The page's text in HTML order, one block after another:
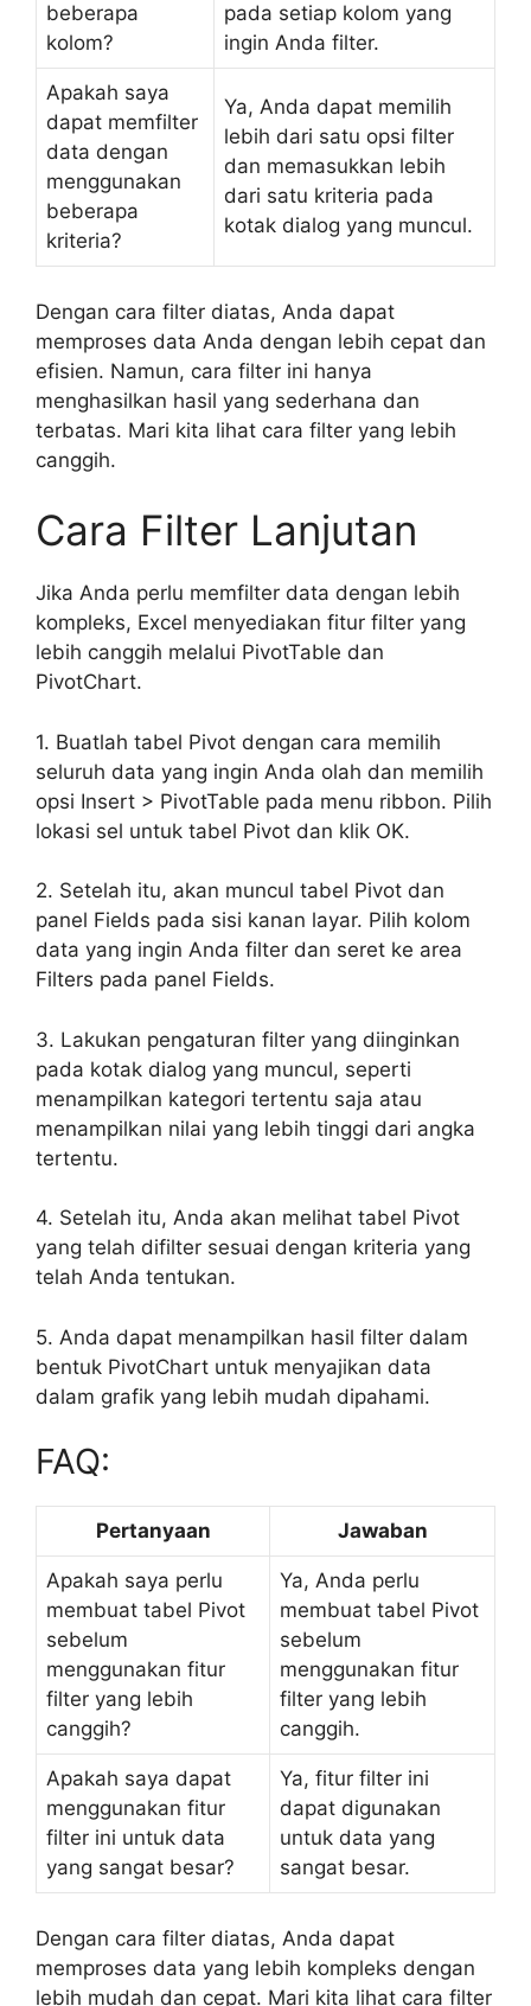
beberapa
kolom?
pada setiap kolom yang
ingin Anda filter.
Apakah saya
dapat memfilter
data dengan
menggunakan
beberapa
kriteria?
Ya, Anda dapat memilih
lebih dari satu opsi filter
dan memasukkan lebih
dari satu kriteria pada
kotak dialog yang muncul.
Dengan cara filter diatas, Anda dapat
memproses data Anda dengan lebih cepat dan
efisien. Namun, cara filter ini hanya
menghasilkan hasil yang sederhana dan
terbatas. Mari kita lihat cara filter yang lebih
canggih.
Cara Filter Lanjutan
Jika Anda perlu memfilter data dengan lebih
kompleks, Excel menyediakan fitur filter yang
lebih canggih melalui PivotTable dan
PivotChart.
1. Buatlah tabel Pivot dengan cara memilih
seluruh data yang ingin Anda olah dan memilih
opsi Insert > PivotTable pada menu ribbon. Pilih
lokasi sel untuk tabel Pivot dan klik OK.
2. Setelah itu, akan muncul tabel Pivot dan
panel Fields pada sisi kanan layar. Pilih kolom
data yang ingin Anda filter dan seret ke area
Filters pada panel Fields.
3. Lakukan pengaturan filter yang diinginkan
pada kotak dialog yang muncul, seperti
menampilkan kategori tertentu saja atau
menampilkan nilai yang lebih tinggi dari angka
tertentu.
4. Setelah itu, Anda akan melihat tabel Pivot
yang telah difilter sesuai dengan kriteria yang
telah Anda tentukan.
5. Anda dapat menampilkan hasil filter dalam
bentuk PivotChart untuk menyajikan data
dalam grafik yang lebih mudah dipahami.
FAQ:
Pertanyaan Jawaban
Apakah saya perlu
membuat tabel Pivot
sebelum
menggunakan fitur
filter yang lebih
canggih?
Ya, Anda perlu
membuat tabel Pivot
sebelum
menggunakan fitur
filter yang lebih
canggih.
Apakah saya dapat
menggunakan fitur
filter ini untuk data
yang sangat besar?
Ya, fitur filter ini
dapat digunakan
untuk data yang
sangat besar.
Dengan cara filter diatas, Anda dapat
memproses data yang lebih kompleks dengan
lebih mudah dan cepat. Mari kita lihat cara filter